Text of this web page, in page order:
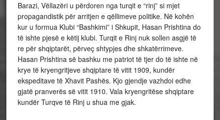
Barazi, Vëllazëri u përdoren nga turqit e “rinj” si mjet
propagandistik për arritjen e qëllimeve politike. Në kohën
kur u formua Klubi “Bashkimi” i Shkupit, Hasan Prishtina do
të ishte pjesë e këtij klubi. Turqit e Rinj nuk sollen asgjë të
re për shqiptarët, përveç shtypjes dhe shkatërrimeve.
Hasan Prishtina së bashku me patriot të tjer do të ishte në
krye të kryengritjeve shqiptare të vitit 1909, kundër
ekspeditave të Xhavit Pashës. Kjo gjendje vazhdoi edhe
gjatë pranverës së vitit 1910. Vala kryengritëse shqiptare
kundër Turqve të Rinj u shua me gjak.